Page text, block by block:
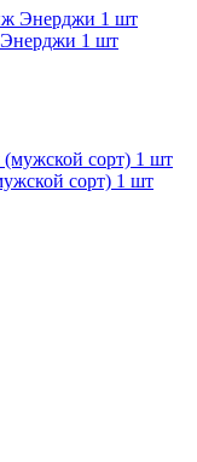
1 шт
сорт) 1 шт